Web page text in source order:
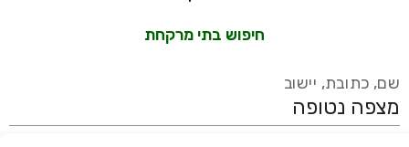
חיפוש בתי מרקחת
שם, כתובת, יישוב